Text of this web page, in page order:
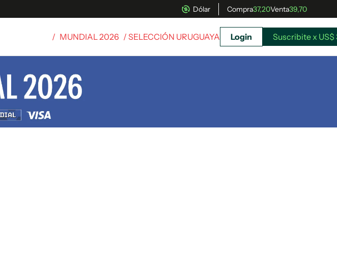
Dólar Compra37,20Venta39,70
/ MUNDIAL 2026 / SELECCIÓN URUGUAYA Login Suscribite x US$